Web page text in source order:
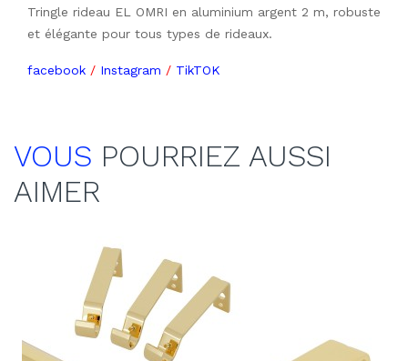
Tringle rideau EL OMRI en aluminium argent 2 m, robuste
et élégante pour tous types de rideaux.
facebook / Instagram / TikTOK
VOUS POURRIEZ AUSSI
AIMER